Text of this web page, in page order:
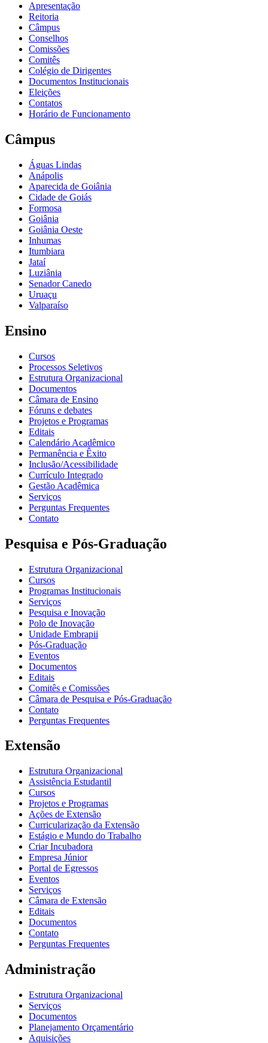
Apresentação
Reitoria
Câmpus
Conselhos
Comissões
Comitês
Colégio de Dirigentes
Documentos Institucionais
Eleições
Contatos
Horário de Funcionamento
Câmpus
Águas Lindas
Anápolis
Aparecida de Goiânia
Cidade de Goiás
Formosa
Goiânia
Goiânia Oeste
Inhumas
Itumbiara
Jataí
Luziânia
Senador Canedo
Uruaçu
Valparaíso
Ensino
Cursos
Processos Seletivos
Estrutura Organizacional
Documentos
Câmara de Ensino
Fóruns e debates
Projetos e Programas
Editais
Calendário Acadêmico
Permanência e Êxito
Inclusão/Acessibilidade
Currículo Integrado
Gestão Acadêmica
Serviços
Perguntas Frequentes
Contato
Pesquisa e Pós-Graduação
Estrutura Organizacional
Cursos
Programas Institucionais
Serviços
Pesquisa e Inovação
Polo de Inovação
Unidade Embrapii
Pós-Graduação
Eventos
Documentos
Editais
Comitês e Comissões
Câmara de Pesquisa e Pós-Graduação
Contato
Perguntas Frequentes
Extensão
Estrutura Organizacional
Assistência Estudantil
Cursos
Projetos e Programas
Ações de Extensão
Curricularização da Extensão
Estágio e Mundo do Trabalho
Criar Incubadora
Empresa Júnior
Portal de Egressos
Eventos
Serviços
Câmara de Extensão
Editais
Documentos
Contato
Perguntas Frequentes
Administração
Estrutura Organizacional
Serviços
Documentos
Planejamento Orçamentário
Aquisições